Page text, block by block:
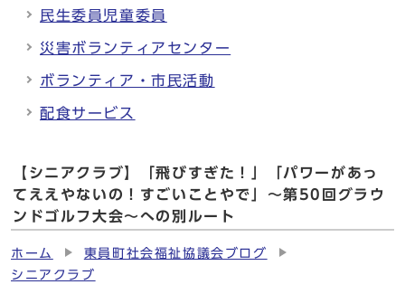
民生委員児童委員
災害ボランティアセンター
ボランティア・市民活動
配食サービス
【シニアクラブ】「飛びすぎた！」「パワーがあっ
てええやないの！すごいことやで」～第50回グラウ
ンドゴルフ大会～への別ルート
ホーム
東員町社会福祉協議会ブログ
シニアクラブ